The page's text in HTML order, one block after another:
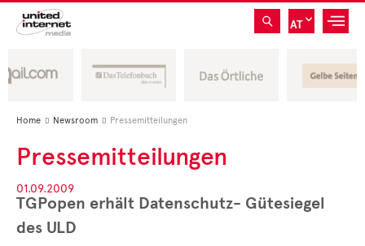
AT
Home  Newsroom  Pressemitteilungen
Pressemitteilungen
01.09.2009
TGPopen erhält Datenschutz- Gütesiegel
des ULD